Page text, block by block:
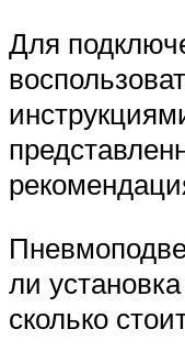
Для
ли
сколько